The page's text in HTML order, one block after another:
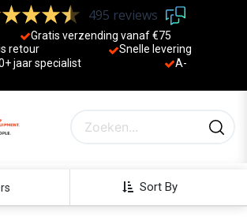
495 reviews
Gratis verzending vanaf €75
retour
Sne lle levering
jaar specialist
A-
Sort By